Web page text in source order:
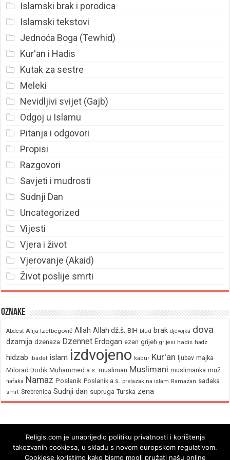
Islamski brak i porodica
Islamski tekstovi
Jednoća Boga (Tewhid)
Kur'an i Hadis
Kutak za sestre
Meleki
Nevidljivi svijet (Gajb)
Odgoj u Islamu
Pitanja i odgovori
Propisi
Razgovori
Savjeti i mudrosti
Sudnji Dan
Uncategorized
Vijesti
Vjera i život
Vjerovanje (Akaid)
Život poslije smrti
Oznake
Abdest Alija Izetbegović Allah Allah dž.š. BiH blud brak djevojka dova
dzamija dzenaza Dzennet Erdogan ezan grijeh grijesi hadis hadz
hidzab ibadet islam izdvojeno kabur Kur'an ljubav majka
Milorad Dodik Muhammed a.s. musliman Muslimani muslimanka muž
nafaka Namaz Poslanik Poslanik a.s. prelazak na islam Ramazan sadaka
smrt Srebrenica Sudnji dan supruga Turska zena
Religis.com je unaprijedio politiku privatnosti i korištenja
takozvanih cookiesa, u skladu s novom europskom regulativom.
Cookiese koristimo kako bismo mogli pružati našu online